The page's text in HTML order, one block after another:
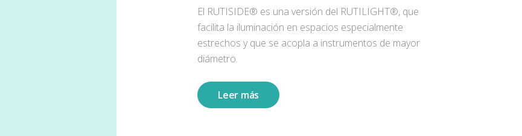
El RUTISIDE® es una versión del RUTILIGHT®, que
facilita la iluminación en espacios especialmente
estrechos y que se acopla a instrumentos de mayor
diámetro.
Leer más